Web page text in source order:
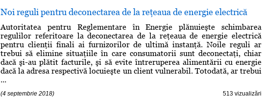
Noi reguli pentru deconectarea de la reţeaua de energie electrică
Autoritatea pentru Reglementare în Energie plănuieşte schimbarea
regulilor referitoare la deconectarea de la reţeaua de energie electrică
pentru clienţii finali ai furnizorilor de ultimă instanţă. Noile reguli ar
trebui să elimine situaţiile în care consumatorii sunt deconectaţi, chiar
dacă şi-au plătit facturile, şi să evite întreruperea alimentării cu energie
dacă la adresa respectivă locuieşte un client vulnerabil. Totodată, ar trebui
...
(4 septembrie 2018) 513 vizualizări